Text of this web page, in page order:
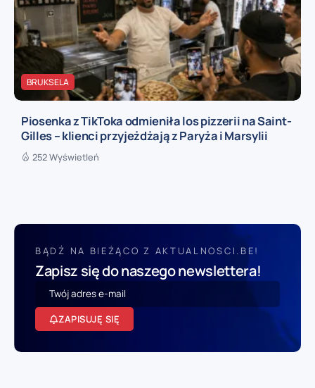
BRUKSELA
Piosenka z TikToka odmieniła los pizzerii na Saint-
Gilles – klienci przyjeżdżają z Paryża i Marsylii
252 Wyświetleń
BĄDŹ NA BIEŻĄCO Z AKTUALNOSCI.BE!
Zapisz się do naszego newslettera!
ZAPISUJĘ SIĘ